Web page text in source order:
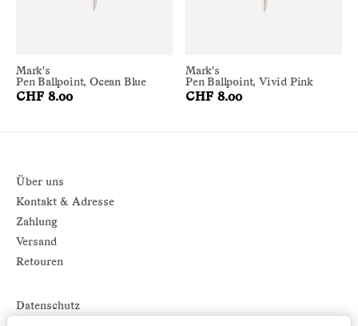
Mark's
Pen Ballpoint, Ocean Blue
CHF 8.00
Mark's
Pen Ballpoint, Vivid Pink
CHF 8.00
Über uns
Kontakt & Adresse
Zahlung
Versand
Retouren
Datenschutz